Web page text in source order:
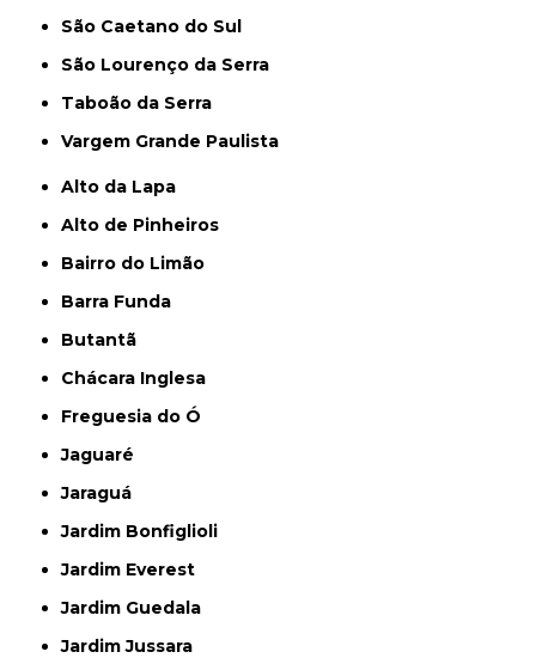
São Caetano do Sul
São Lourenço da Serra
Taboão da Serra
Vargem Grande Paulista
Alto da Lapa
Alto de Pinheiros
Bairro do Limão
Barra Funda
Butantã
Chácara Inglesa
Freguesia do Ó
Jaguaré
Jaraguá
Jardim Bonfiglioli
Jardim Everest
Jardim Guedala
Jardim Jussara